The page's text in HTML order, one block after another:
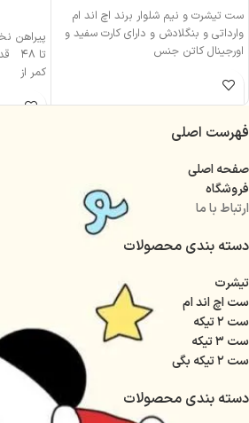
ست تیشرت و نیم شلوار برند اچ اند ام
وارداتی و بنگلادش و دارای کارت سفید و
اورجینال کاتن جنس
کمر از
فهرست اصلی
صفحه اصلی
فروشگاه
ارتباط با ما
دسته بندی محصولات
تیشرت
ست اچ اند ام
ست ۲ تیکه
ست ۳ تیکه
ست ۲ تیکه بگی
دسته بندی محصولات